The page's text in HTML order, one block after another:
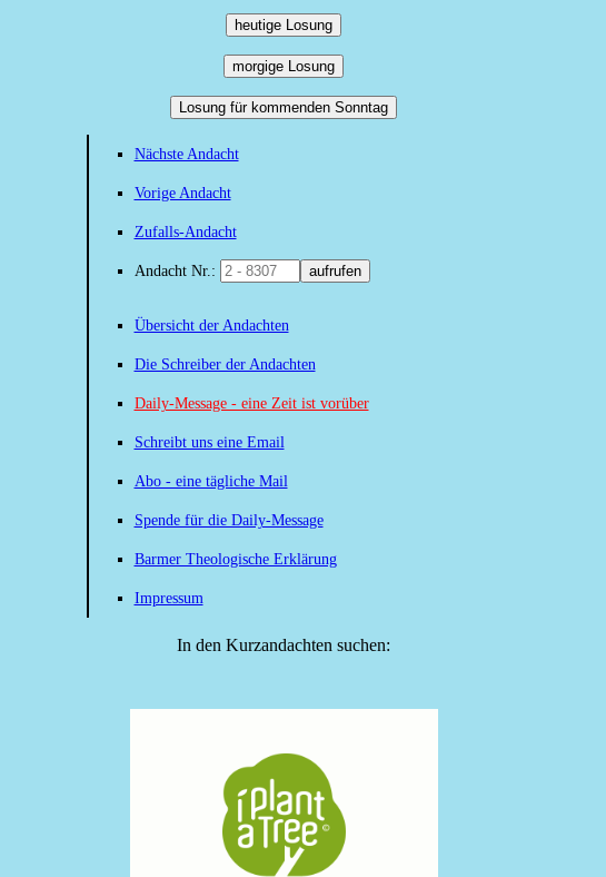
heutige Losung
morgige Losung
Losung für kommenden Sonntag
Nächste Andacht
Vorige Andacht
Zufalls-Andacht
Andacht Nr.: aufrufen
Übersicht der Andachten
Die Schreiber der Andachten
Daily-Message - eine Zeit ist vorüber
Schreibt uns eine Email
Abo - eine tägliche Mail
Spende für die Daily-Message
Barmer Theologische Erklärung
Impressum
In den Kurzandachten suchen: